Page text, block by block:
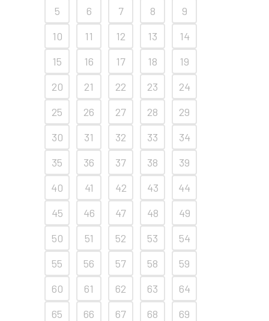
5
6 7 8
9
10
11 12 13
14
15
16 17 18
19
20
21 22 23
24
25
26 27 28
29
30
31 32 33
34
35
36 37 38
39
40
41 42 43
44
45
46 47 48
49
50
51 52 53
54
55
56 57 58
59
60
61 62 63
64
65
66 67 68
69